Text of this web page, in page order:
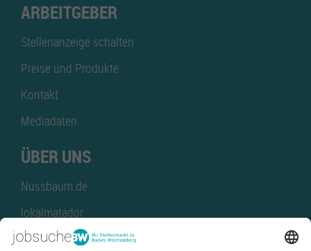
ARBEITGEBER
Stellenanzeige schalten
Preise und Produkte
Kontakt
Mediadaten
ÜBER UNS
Nussbaum.de
lokalmatador
kaufinBW